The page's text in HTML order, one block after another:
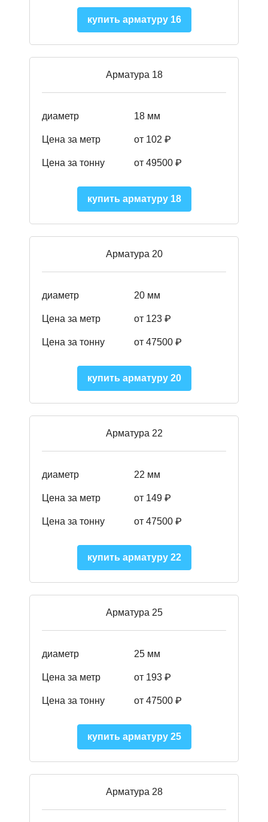
купить арматуру 16
Арматура 18
диаметр 18 мм
Цена за метр от 102 ₽
Цена за тонну от 49500 ₽
купить арматуру 18
Арматура 20
диаметр 20 мм
Цена за метр от 123 ₽
Цена за тонну от 47500 ₽
купить арматуру 20
Арматура 22
диаметр 22 мм
Цена за метр от 149 ₽
Цена за тонну от 47500 ₽
купить арматуру 22
Арматура 25
диаметр 25 мм
Цена за метр от 193 ₽
Цена за тонну от 47500 ₽
купить арматуру 25
Арматура 28